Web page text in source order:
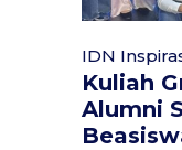
IDN
Kuliah
Alumni